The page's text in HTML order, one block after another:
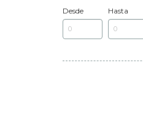
Desde Hasta